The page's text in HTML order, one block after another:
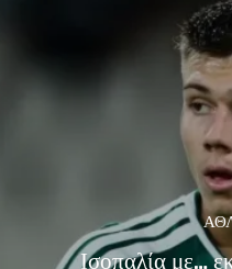
Ισοπαλία με…